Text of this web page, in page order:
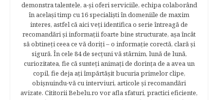
demonstra talentele, a-şi oferi serviciile, echipa colaborând
în acelaşi timp cu 16 specialişti în domeniile de maxim
interes, astfel că aici veţi identifica o serie întreagă de
recomandări şi informaţii foarte bine structurate, aşa încât
să obtineţi ceea ce vă doriţi – o informaţie corectă, clară şi
sigură. În cele 84 de secțuni vă stârnim, lună de lună,
curiozitatea, fie că sunteţi animaţi de dorinţa de a avea un
copil, fie deja aţi împărtăşit bucuria primelor clipe,
obişnuindu-vă cu interviuri, articole şi recomandări
avizate. Cititorii Bebelu.ro vor afla sfaturi, practici eficiente,